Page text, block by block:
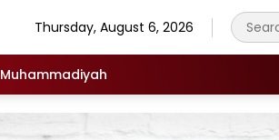
Thursday, August 6, 2026
Muhammadiyah